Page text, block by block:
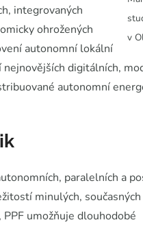
v
integrovaných
ohrožených
autonomní lokální
digitálních,
autonomní
paralelních a
minulých, současných
umožňuje dlouhodobé